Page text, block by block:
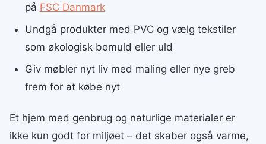
på FSC Danmark
Undgå produkter med PVC og vælg tekstiler
som økologisk bomuld eller uld
Giv møbler nyt liv med maling eller nye greb
frem for at købe nyt
Et hjem med genbrug og naturlige materialer er
ikke kun godt for miljøet – det skaber også varme,